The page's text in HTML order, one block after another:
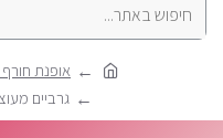
אופנת
גרביים